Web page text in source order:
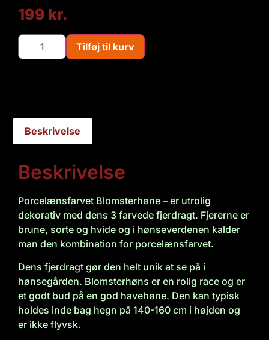
199 kr.
Tilføj til kurv
Beskrivelse
Beskrivelse
Porcelænsfarvet Blomsterhøne – er utrolig
dekorativ med dens 3 farvede fjerdragt. Fjererne er
brune, sorte og hvide og i hønseverdenen kalder
man den kombination for porcelænsfarvet.
Dens fjerdragt gør den helt unik at se på i
hønsegården. Blomsterhøns er en rolig race og er
et godt bud på en god havehøne. Den kan typisk
holdes inde bag hegn på 140-160 cm i højden og
er ikke flyvsk.